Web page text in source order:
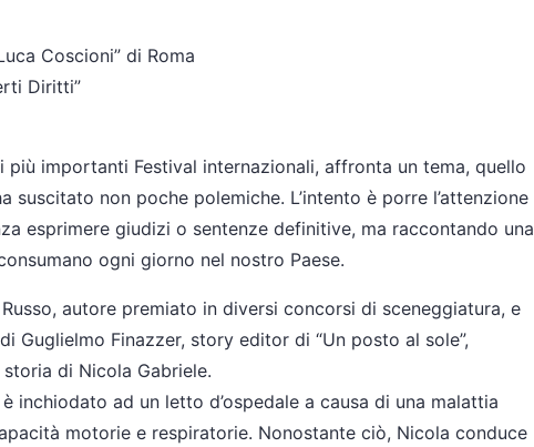
Coscioni” di Roma
Diritti”
importanti Festival internazionali, affronta un tema, quello
suscitato non poche polemiche. L’intento è porre l’attenzione
esprimere giudizi o sentenze definitive, ma raccontando una
ogni giorno nel nostro Paese.
autore premiato in diversi concorsi di sceneggiatura, e
Guglielmo Finazzer, story editor di “Un posto al sole”,
di Nicola Gabriele.
inchiodato ad un letto d’ospedale a causa di una malattia
motorie e respiratorie. Nonostante ciò, Nicola conduce